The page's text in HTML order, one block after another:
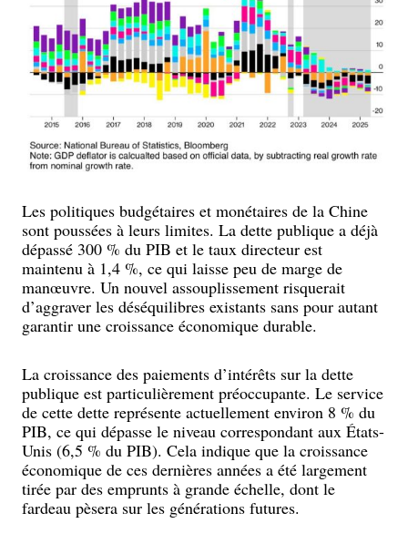
Les politiques budgétaires et monétaires de la Chine
sont poussées à leurs limites. La dette publique a déjà
dépassé 300 % du PIB et le taux directeur est
maintenu à 1,4 %, ce qui laisse peu de marge de
manœuvre. Un nouvel assouplissement risquerait
d’aggraver les déséquilibres existants sans pour autant
garantir une croissance économique durable.
La croissance des paiements d’intérêts sur la dette
publique est particulièrement préoccupante. Le service
de cette dette représente actuellement environ 8 % du
PIB, ce qui dépasse le niveau correspondant aux États-
Unis (6,5 % du PIB). Cela indique que la croissance
économique de ces dernières années a été largement
tirée par des emprunts à grande échelle, dont le
fardeau pèsera sur les générations futures.